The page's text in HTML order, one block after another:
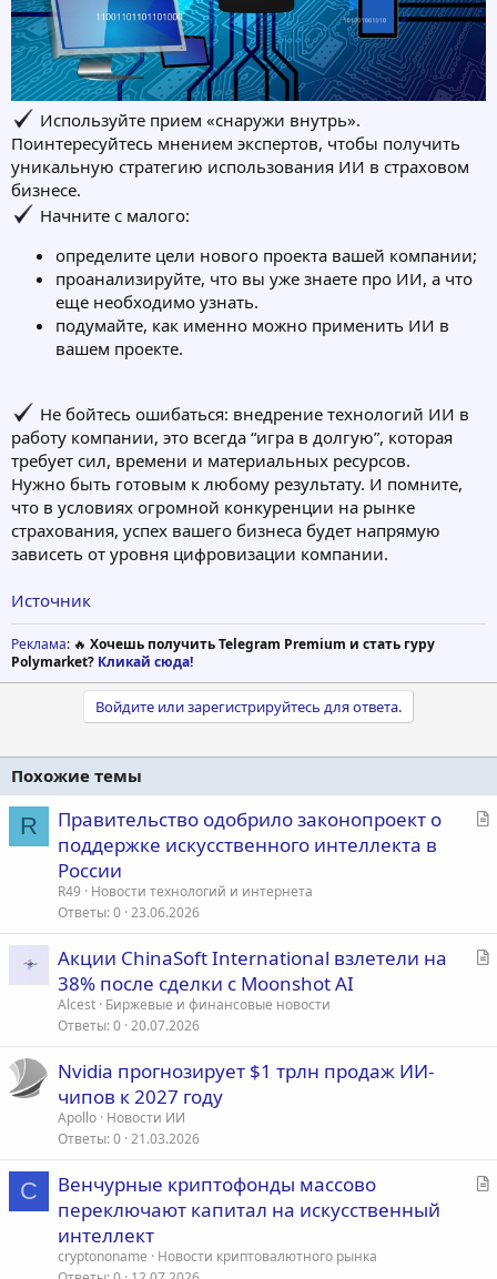
Используйте прием «снаружи внутрь».
Поинтересуйтесь мнением экспертов, чтобы получить
уникальную стратегию использования ИИ в страховом
бизнесе.
Начните с малого:
определите цели нового проекта вашей компании;
проанализируйте, что вы уже знаете про ИИ, а что
еще необходимо узнать.
подумайте, как именно можно применить ИИ в
вашем проекте.
Не бойтесь ошибаться: внедрение технологий ИИ в
работу компании, это всегда “игра в долгую”, которая
требует сил, времени и материальных ресурсов.
Нужно быть готовым к любому результату. И помните,
что в условиях огромной конкуренции на рынке
страхования, успех вашего бизнеса будет напрямую
зависеть от уровня цифровизации компании.
Источник
Реклама: 🔥 Хочешь получить Telegram Premium и стать гуру
Polymarket? Кликай сюда!
Войдите или зарегистрируйтесь для ответа.
Похожие темы
R
С
Правительство одобрило законопроект о
поддержке искусственного интеллекта в
России
R49
Новости технологий и интернета
Ответы 0 23.06.2026
С
Акции ChinaSoft International взлетели на
38% после сделки с Moonshot AI
Alcest Биржевые и финансовые новости
Ответы 0 20.07.2026
Nvidia прогнозирует $1 трлн продаж ИИ-
чипов к 2027 году
Apollo Новости ИИ
Ответы 0 21.03.2026
C
С
Венчурные криптофонды массово
переключают капитал на искусственный
интеллект
cryptononame
Новости криптовалютного рынка